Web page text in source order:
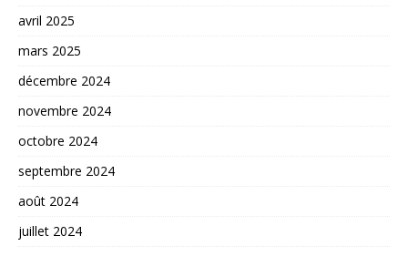
avril 2025
mars 2025
décembre 2024
novembre 2024
octobre 2024
septembre 2024
août 2024
juillet 2024